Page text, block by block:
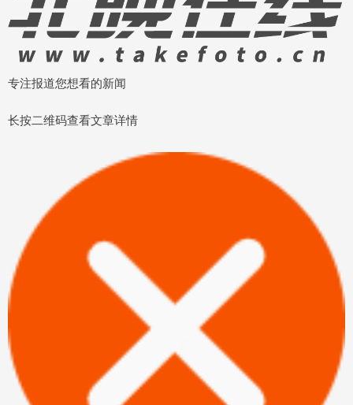
专注报道您想看的新闻
长按二维码查看文章详情